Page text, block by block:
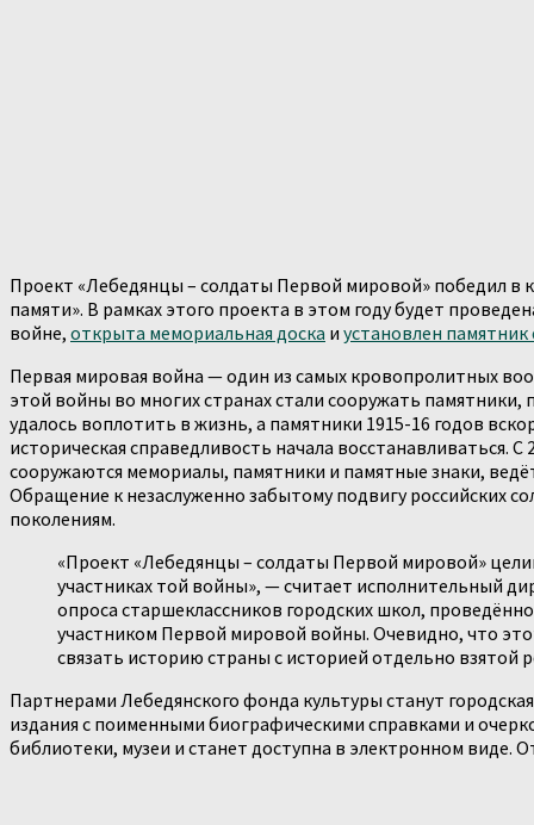
Проект «Лебедянцы – солдаты Первой мировой» победил в
памяти». В рамках этого проекта в этом году будет
войне, открыта мемориальная доска и установлен памятник
Первая мировая война — один из самых кровопролитных
этой войны во многих странах стали сооружать
удалось воплотить в жизнь, а памятники 1915-16 годов
историческая справедливость начала восстанавливаться.
сооружаются мемориалы, памятники и памятные знаки,
Обращение к незаслуженно забытому подвигу российских
поколениям.
«Проект «Лебедянцы – солдаты Первой мировой»
участниках той войны», — считает исполнительный
опроса старшеклассников городских школ,
участником Первой мировой войны. Очевидно, что
связать историю страны с историей отдельно взятой
Партнерами Лебедянского фонда культуры станут
издания с поименными биографическими справками и
библиотеки, музеи и станет доступна в электронном виде.